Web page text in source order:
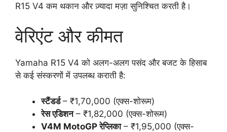
R15 V4 कम थकान और ज़्यादा मज़ा सुनिश्चित करती है।
वेरिएंट और कीमत
Yamaha R15 V4 को अलग-अलग पसंद और बजट के हिसाब
से कई संस्करणों में उपलब्ध कराती है:
स्टैंडर्ड– ₹1,70,000 (एक्स-शोरूम)
रेस एडिशन– ₹1,82,000 (एक्स-शोरूम)
V4M MotoGP रेप्लिका– ₹1,95,000 (एक्स-